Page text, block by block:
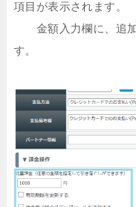
項目が表示されます。
金額入力欄に、追加
す。